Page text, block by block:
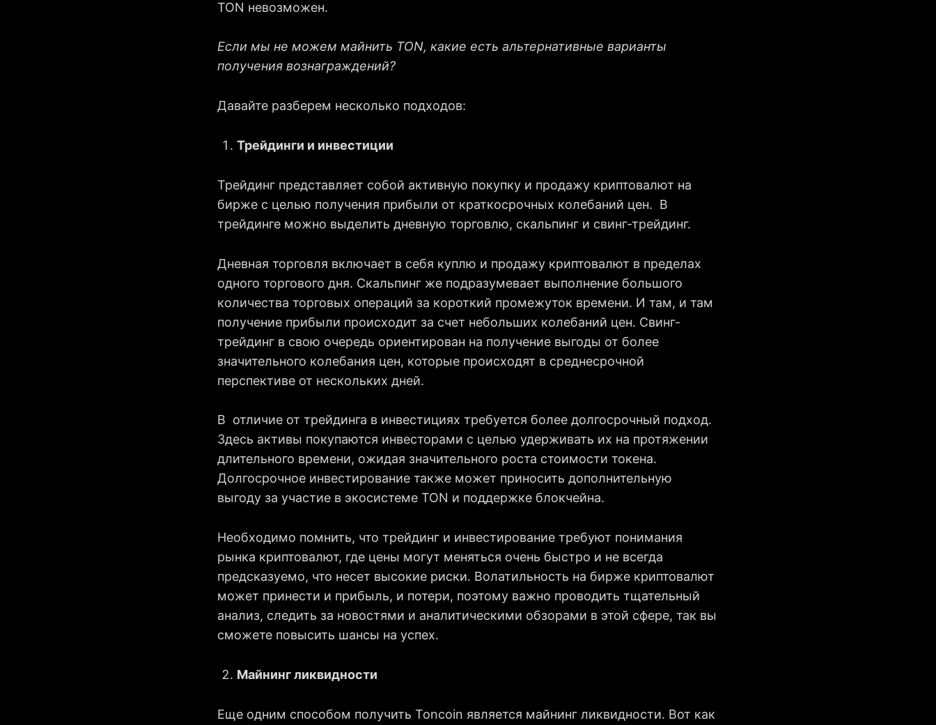
TON невозможен.
Если мы не можем майнить TON, какие есть альтернативные варианты
получения вознаграждений?
Давайте разберем несколько подходов:
Трейдинги и инвестиции
Трейдинг представляет собой активную покупку и продажу криптовалют на
бирже с целью получения прибыли от краткосрочных колебаний цен. В
трейдинге можно выделить дневную торговлю, скальпинг и свинг-трейдинг.
Дневная торговля включает в себя куплю и продажу криптовалют в пределах
одного торгового дня. Скальпинг же подразумевает выполнение большого
количества торговых операций за короткий промежуток времени. И там, и там
получение прибыли происходит за счет небольших колебаний цен. Свинг-
трейдинг в свою очередь ориентирован на получение выгоды от более
значительного колебания цен, которые происходят в среднесрочной
перспективе от нескольких дней.
В отличие от трейдинга в инвестициях требуется более долгосрочный подход.
Здесь активы покупаются инвесторами с целью удерживать их на протяжении
длительного времени, ожидая значительного роста стоимости токена.
Долгосрочное инвестирование также может приносить дополнительную
выгоду за участие в экосистеме TON и поддержке блокчейна.
Необходимо помнить, что трейдинг и инвестирование требуют понимания
рынка криптовалют, где цены могут меняться очень быстро и не всегда
предсказуемо, что несет высокие риски. Волатильность на бирже криптовалют
может принести и прибыль, и потери, поэтому важно проводить тщательный
анализ, следить за новостями и аналитическими обзорами в этой сфере, так вы
сможете повысить шансы на успех.
Майнинг ликвидности
Еще одним способом получить Toncoin является майнинг ликвидности. Вот как